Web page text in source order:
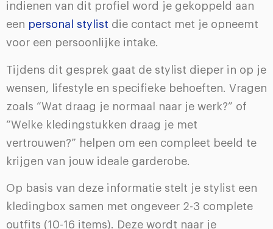
indienen van dit profiel word je gekoppeld aan
een personal stylist die contact met je opneemt
voor een persoonlijke intake.
Tijdens dit gesprek gaat de stylist dieper in op je
wensen, lifestyle en specifieke behoeften. Vragen
zoals “Wat draag je normaal naar je werk?” of
“Welke kledingstukken draag je met
vertrouwen?” helpen om een compleet beeld te
krijgen van jouw ideale garderobe.
Op basis van deze informatie stelt je stylist een
kledingbox samen met ongeveer 2-3 complete
outfits (10-16 items). Deze wordt naar je